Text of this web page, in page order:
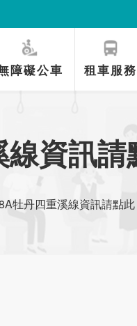
障礙公車 租車服務
資訊請
牡丹四重溪線資訊請點此